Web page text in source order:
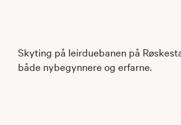
Skyting på leirduebanen på
både nybegynnere og erfarne.